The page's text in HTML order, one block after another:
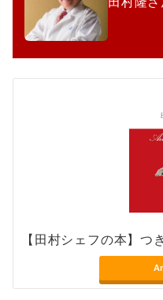
【田村シェフの本】つ